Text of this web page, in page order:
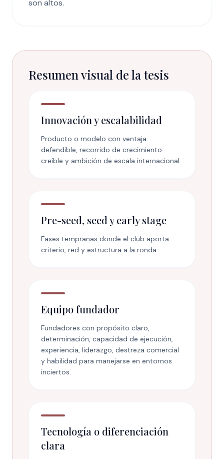
son altos.
Resumen visual de la tesis
Innovación y escalabilidad
Producto o modelo con ventaja
defendible, recorrido de crecimiento
creíble y ambición de escala internacional.
Pre-seed, seed y early stage
Fases tempranas donde el club aporta
criterio, red y estructura a la ronda.
Equipo fundador
Fundadores con propósito claro,
determinación, capacidad de ejecución,
experiencia, liderazgo, destreza comercial
y habilidad para manejarse en entornos
inciertos.
Tecnología o diferenciación
clara